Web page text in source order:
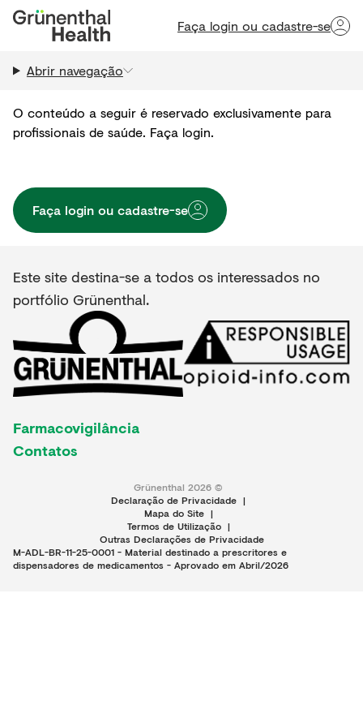
Faça login ou cadastre-se
Abrir navegação
O conteúdo a seguir é reservado exclusivamente para
profissionais de saúde. Faça login.
Faça login ou cadastre-se
Este site destina-se a todos os interessados no
portfólio Grünenthal.
Farmacovigilância
Contatos
Grünenthal 2026 ©
Declaração de Privacidade |
Mapa do Site |
Termos de Utilização |
Outras Declarações de Privacidade
M-ADL-BR-11-25-0001 - Material destinado a prescritores e
dispensadores de medicamentos - Aprovado em Abril/2026